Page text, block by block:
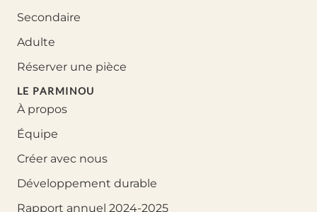
Secondaire
Adulte
Réserver une pièce
LE PARMINOU
À propos
Équipe
Créer avec nous
Développement durable
Rapport annuel 2024-2025